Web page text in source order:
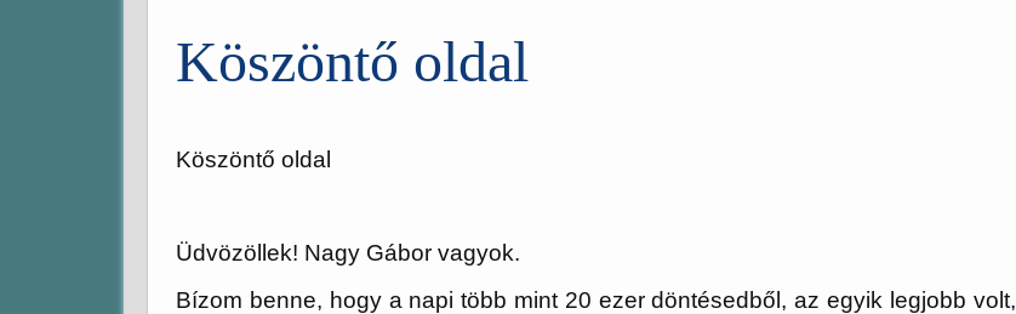
Köszöntő oldal
Köszöntő oldal
Üdvözöllek! Nagy Gábor vagyok.
Bízom benne, hogy a napi több mint 20 ezer döntésedből, az egyik legjobb volt,